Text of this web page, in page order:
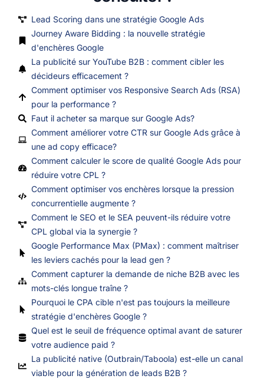
Lead Scoring dans une stratégie Google Ads
Journey Aware Bidding : la nouvelle stratégie
d'enchères Google
La publicité sur YouTube B2B : comment cibler les
décideurs efficacement ?
Comment optimiser vos Responsive Search Ads (RSA)
pour la performance ?
Faut il acheter sa marque sur Google Ads?
Comment améliorer votre CTR sur Google Ads grâce à
une ad copy efficace?
Comment calculer le score de qualité Google Ads pour
réduire votre CPL ?
Comment optimiser vos enchères lorsque la pression
concurrentielle augmente ?
Comment le SEO et le SEA peuvent-ils réduire votre
CPL global via la synergie ?
Google Performance Max (PMax) : comment maîtriser
les leviers cachés pour la lead gen ?
Comment capturer la demande de niche B2B avec les
mots-clés longue traîne ?
Pourquoi le CPA cible n'est pas toujours la meilleure
stratégie d'enchères Google ?
Quel est le seuil de fréquence optimal avant de saturer
votre audience paid ?
La publicité native (Outbrain/Taboola) est-elle un canal
viable pour la génération de leads B2B ?